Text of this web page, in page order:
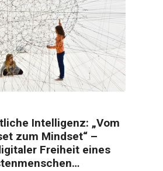
Intelligenz: „Vom
zum Mindset“ –
Freiheit eines